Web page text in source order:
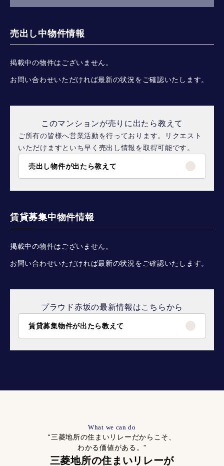
売出し中物件情報
掲載中の物件はございません。
お問い合わせいただければ最新の状況をご確認いたします。
このマンションが売りに出たら教えて
ご所有の皆様へ営業活動を行っております。リクエスト
いただけますといち早く売出し情報を取得可能です。
売出し物件が出たら教えて
賃貸募集中物件情報
掲載中の物件はございません。
お問い合わせいただければ最新の状況をご確認いたします。
プラウド赤坂の最新情報はこちらから
賃貸募集物件が出たら教えて
What we can do
“三菱地所の住まいリレーだからこそ、
わかる価値がある。”
三菱地所の住まいリレーが